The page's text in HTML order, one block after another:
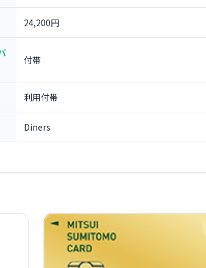
24,200円
付帯
利用付帯
Diners